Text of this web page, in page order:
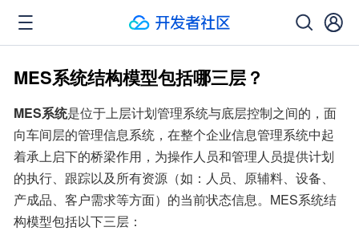
MES系统结构模型包括哪三层？
MES系统是位于上层计划管理系统与底层控制之间的，面
向车间层的管理信息系统，在整个企业信息管理系统中起
着承上启下的桥梁作用，为操作人员和管理人员提供计划
的执行、跟踪以及所有资源（如：人员、原辅料、设备、
产成品、客户需求等方面）的当前状态信息。MES系统结
构模型包括以下三层：